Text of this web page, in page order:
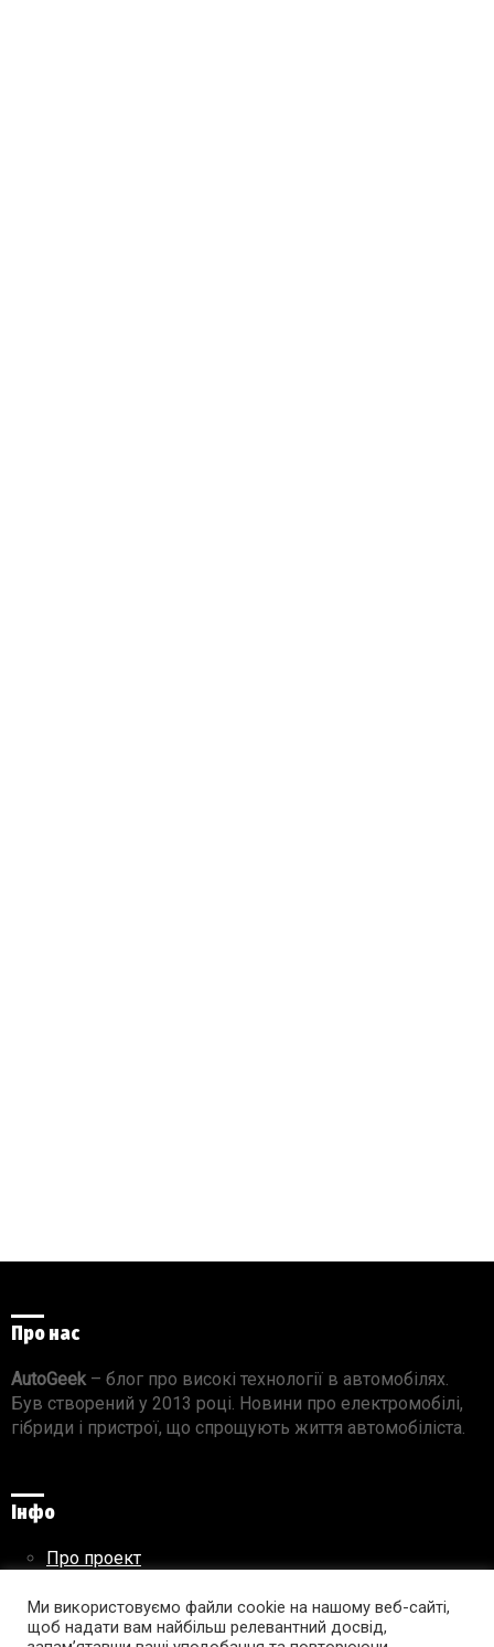
Про нас
AutoGeek– блог про високі технології в автомобілях.
Був створений у 2013 році. Новини про електромобілі,
гібриди і пристрої, що спрощують життя автомобіліста.
Інфо
Про проект
Правила використання матеріалів
Ми використовуємо файли cookie на нашому веб-сайті,
щоб надати вам найбільш релевантний досвід,